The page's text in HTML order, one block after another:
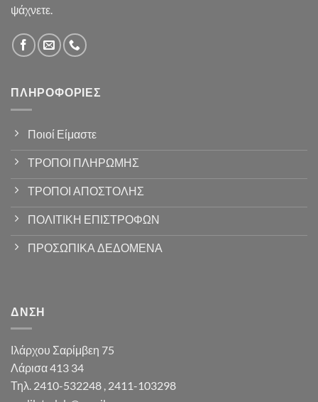
ψάχνετε.
ΠΛΗΡΟΦΟΡΊΕΣ
Ποιοί Είμαστε
ΤΡΟΠΟΙ ΠΛΗΡΩΜΗΣ
ΤΡΟΠΟΙ ΑΠΟΣΤΟΛΗΣ
ΠΟΛΙΤΙΚΗ ΕΠΙΣΤΡΟΦΩΝ
ΠΡΟΣΩΠΙΚΑ ΔΕΔΟΜΕΝΑ
ΔΝΣΗ
Ιλάρχου Σαρίμβεη 75
Λάρισα 413 34
Τηλ. 2410-532248 , 2411-103298